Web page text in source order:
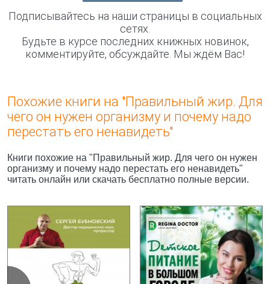
Подписывайтесь на наши страницы в социальных
сетях.
Будьте в курсе последних книжных новинок,
комментируйте, обсуждайте. Мы ждём Вас!
Похожие книги на "Правильный жир. Для
чего он нужен организму и почему надо
перестать его ненавидеть"
Книги похожие на "Правильный жир. Для чего он нужен
организму и почему надо перестать его ненавидеть"
читать онлайн или скачать бесплатно полные версии.